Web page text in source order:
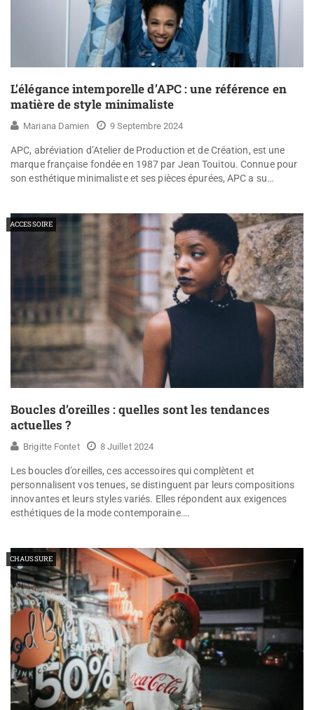
L’élégance intemporelle d’APC : une référence en
matière de style minimaliste
Mariana Damien 9 Septembre 2024
APC, abréviation d’Atelier de Production et de Création, est une
marque française fondée en 1987 par Jean Touitou. Connue pour
son esthétique minimaliste et ses pièces épurées, APC a su…
ACCESSOIRE
Boucles d’oreilles : quelles sont les tendances
actuelles ?
Brigitte Fontet 8 Juillet 2024
Les boucles d’oreilles, ces accessoires qui complètent et
personnalisent vos tenues, se distinguent par leurs compositions
innovantes et leurs styles variés. Elles répondent aux exigences
esthétiques de la mode contemporaine….
CHAUSSURE